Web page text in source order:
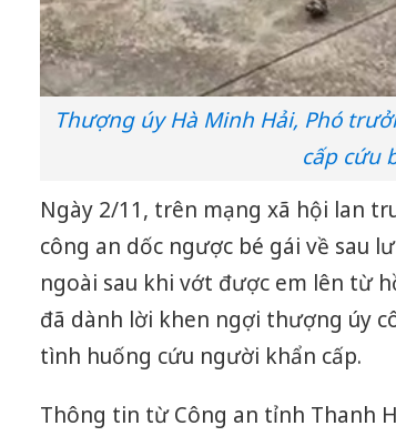
Thượng úy Hà Minh Hải, Phó
cấp cứu
Ngày 2/11, trên mạng xã hội lan
công an dốc ngược bé gái về sau
ngoài sau khi vớt được em lên từ
đã dành lời khen ngợi thượng úy
tình huống cứu người khẩn cấp.
Thông tin từ Công an tỉnh Thanh